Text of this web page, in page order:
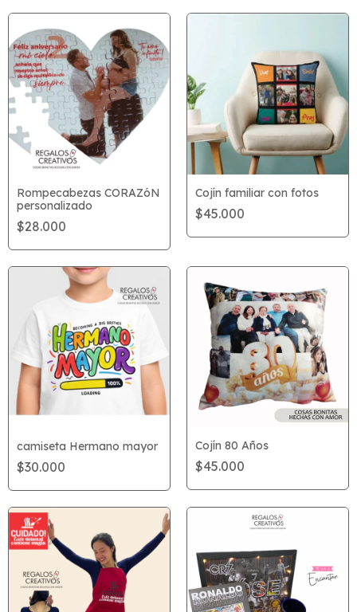
Rompecabezas CORAZóN
personalizado
$28.000
Cojín familiar con fotos
$45.000
camiseta Hermano mayor
$30.000
Cojín 80 Años
$45.000